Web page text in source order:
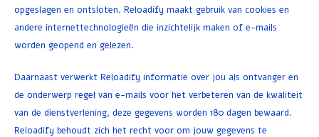
opgeslagen en ontsloten. Reloadify maakt gebruik van cookies en
andere internettechnologieën die inzichtelijk maken of e-mails
worden geopend en gelezen.
Daarnaast verwerkt Reloadify informatie over jou als ontvanger en
de onderwerp regel van e-mails voor het verbeteren van de kwaliteit
van de dienstverlening, deze gegevens worden 180 dagen bewaard.
Reloadify behoudt zich het recht voor om jouw gegevens te